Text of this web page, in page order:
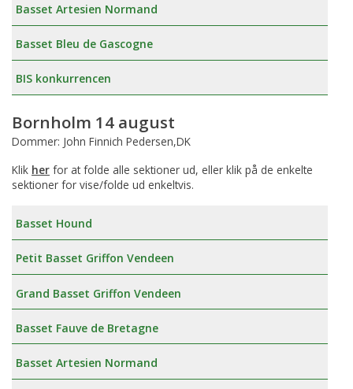
Basset Artesien Normand
Basset Bleu de Gascogne
BIS konkurrencen
Bornholm 14 august
Dommer: John Finnich Pedersen,DK
Klik her for at folde alle sektioner ud, eller klik på de enkelte
sektioner for vise/folde ud enkeltvis.
Basset Hound
Petit Basset Griffon Vendeen
Grand Basset Griffon Vendeen
Basset Fauve de Bretagne
Basset Artesien Normand